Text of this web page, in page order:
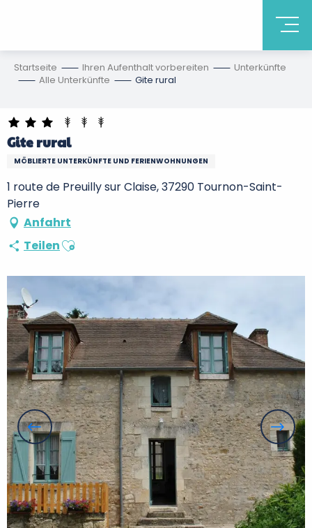
Startseite Ihren Aufenthalt vorbereiten
Unterkünfte
Alle Unterkünfte
Gite rural
Gite rural
MÖBLIERTE UNTERKÜNFTE UND FERIENWOHNUNGEN
1 route de Preuilly sur Claise, 37290 Tournon-Saint-
Pierre
Anfahrt
TeilenAjouter aux favoris